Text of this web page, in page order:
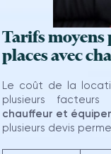
Tarifs
places avec
Le coût de la
plusieurs
chauffeur et
plusieurs devis